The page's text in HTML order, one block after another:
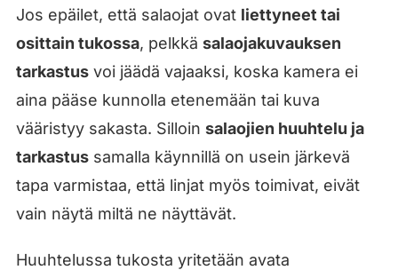
Jos epäilet, että salaojat ovat liettyneet tai
osittain tukossa, pelkkä salaojakuvauksen
tarkastusvoi jäädä vajaaksi, koska kamera ei
aina pääse kunnolla etenemään tai kuva
vääristyy sakasta. Silloin salaojien huuhtelu ja
tarkastussamalla käynnillä on usein järkevä
tapa varmistaa, että linjat myös toimivat, eivät
vain näytä miltä ne näyttävät.
Huuhtelussa tukosta yritetään avata